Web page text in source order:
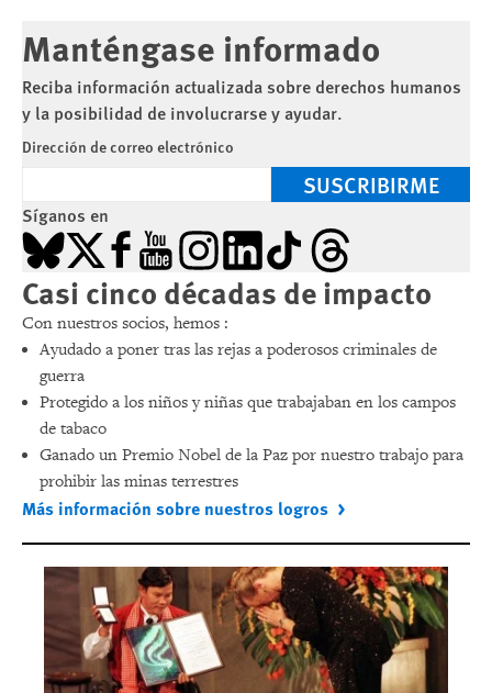
Manténgase informado
Reciba información actualizada sobre derechos humanos
y la posibilidad de involucrarse y ayudar.
Dirección de correo electrónico
SUSCRIBIRME
Síganos en
Bluesky
X Facebook
YouTubeInstagramLinkedInTikTokThreads
Casi cinco décadas de impacto
Con nuestros socios, hemos :
Ayudado a poner tras las rejas a poderosos criminales de
guerra
Protegido a los niños y niñas que trabajaban en los campos
de tabaco
Ganado un Premio Nobel de la Paz por nuestro trabajo para
prohibir las minas terrestres
Más información sobre nuestros logros